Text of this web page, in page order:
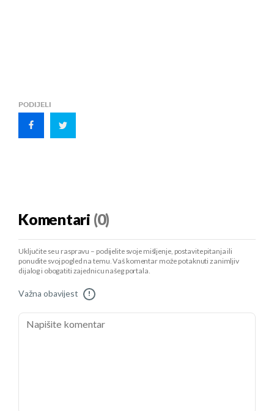
PODIJELI
Komentari (0)
Uključite se u raspravu – podijelite svoje mišljenje, postavite pitanja ili
ponudite svoj pogled na temu. Vaš komentar može potaknuti zanimljiv
dijalog i obogatiti zajednicu našeg portala.
Važna obavijest !